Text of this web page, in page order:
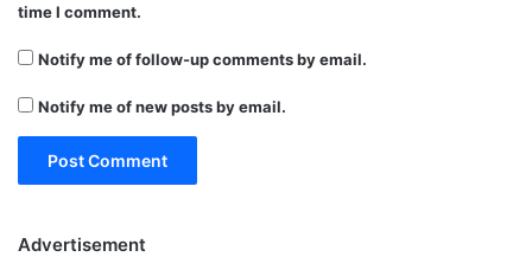
time I comment.
Notify me of follow-up comments by email.
Notify me of new posts by email.
Advertisement